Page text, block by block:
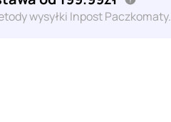
wysyłki Inpost Paczkomaty.